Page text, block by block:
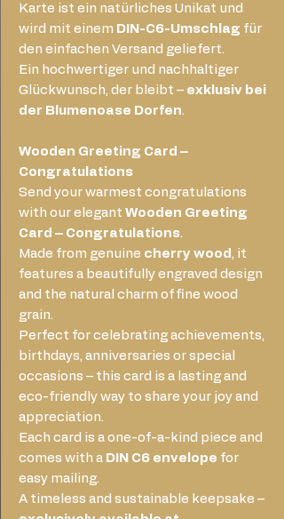
Karte ist ein natürliches Unikat und
wird mit einem DIN-C6-Umschlag für
den einfachen Versand geliefert.
Ein hochwertiger und nachhaltiger
Glückwunsch, der bleibt – exklusiv bei
der Blumenoase Dorfen.
Wooden Greeting Card –
Congratulations
Send your warmest congratulations
with our elegant Wooden Greeting
Card – Congratulations.
Made from genuine cherry wood , it
features a beautifully engraved design
and the natural charm of fine wood
grain.
Perfect for celebrating achievements,
birthdays, anniversaries or special
occasions – this card is a lasting and
eco-friendly way to share your joy and
appreciation.
Each card is a one-of-a-kind piece and
comes with a DIN C6 envelope for
easy mailing.
A timeless and sustainable keepsake –